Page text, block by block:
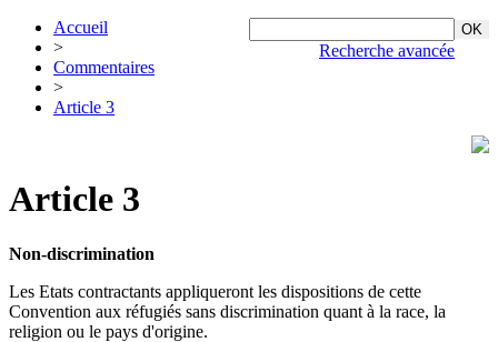
Recherche avancée
Accueil
>
Commentaires
>
Article 3
Article 3
Non-discrimination
Les Etats contractants appliqueront les dispositions de cette
Convention aux réfugiés sans discrimination quant à la race, la
religion ou le pays d'origine.